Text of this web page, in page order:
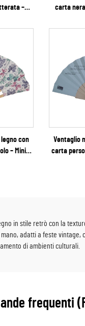
–
feste di
carta
foglia
con
– Mini
Ventaglio
carta
in stile retrò con la
adatti a feste vintage,
di ambienti culturali.
frequenti